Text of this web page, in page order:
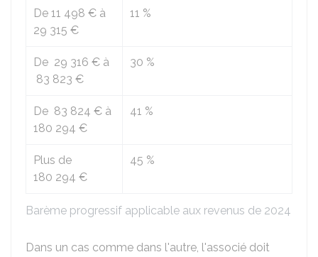
Barème progressif applicable aux revenus de 2024
De 11 498 € à
29 315 €
11 %
De 29 316 € à
83 823 €
30 %
De 83 824 € à
180 294 €
41 %
Plus de
180 294 €
45 %
Dans un cas comme dans l'autre, l'associé doit